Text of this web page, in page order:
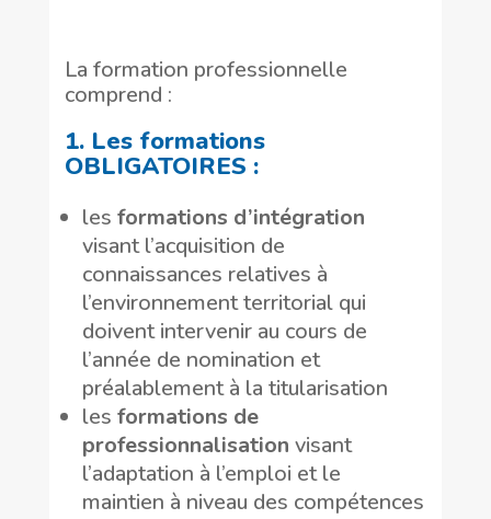
La formation professionnelle
comprend :
1. Les formations
OBLIGATOIRES :
lesformations d’intégration
visant l’acquisition de
connaissances relatives à
l’environnement territorial qui
doivent intervenir au cours de
l’année de nomination et
préalablement à la titularisation
lesformations de
professionnalisation visant
l’adaptation à l’emploi et le
maintien à niveau des compétences